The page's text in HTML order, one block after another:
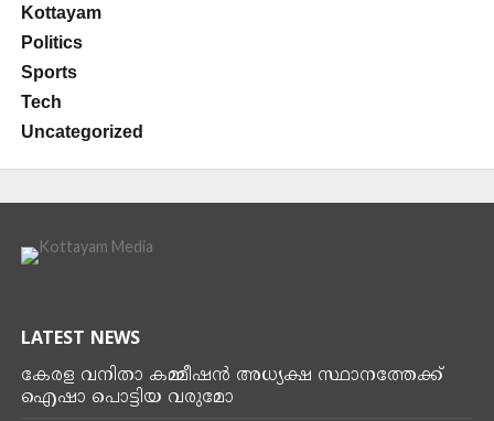
Kottayam
Politics
Sports
Tech
Uncategorized
LATEST NEWS
കേരള വനിതാ കമ്മീഷൻ അധ്യക്ഷ സ്ഥാനത്തേക്ക്
ഐഷാ പൊട്ടിയ വരുമോ